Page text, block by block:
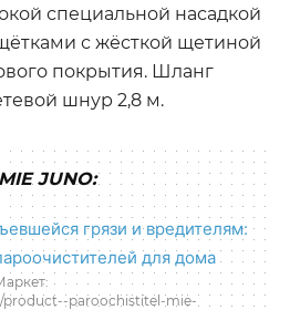
специальной насадкой
с жёсткой щетиной
покрытия. Шланг
шнур 2,8 м.
JUNO:
product--paroochistitel-mie-